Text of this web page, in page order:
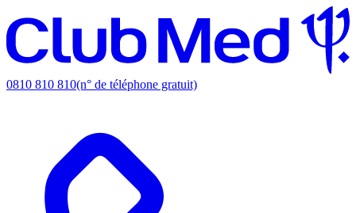
0810 810 810(n° de téléphone gratuit)